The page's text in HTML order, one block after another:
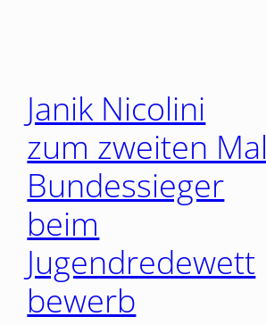
Janik Nicolini
zum zweiten Mal
Bundessieger
beim
Jugendredewett
bewerb